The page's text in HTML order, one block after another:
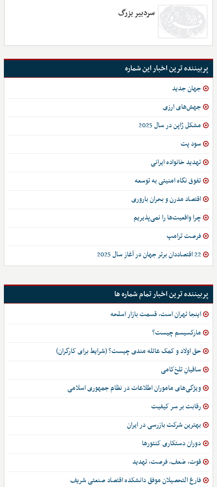
سردبیر بزرگ
پربیننده ترین اخبار این شماره
جهان جدید
جهش‌های ارزی
مشکل ژاپن در سال 2025
سود پت
تهدید خانواده ایرانی
تفوق نگاه امنیتی به توسعه
اقتصاد مدرن و بحران باروری
چرا واقعیت‌­ها را نمی‌پذیریم
فرصت ترامپ
22 اقتصاددان برتر جهان در آغاز سال 2025
پربیننده ترین اخبار تمام شماره ها
اینجا تهران است، قسمت بازار اسلحه
مارکسیسم چیست؟
حق اولاد و کمک عائله مندی چیست؟ (شرایط برای کارگران)
ساقیانِ تلخ‌کامی
ویژگی‌های ماموران اطلاعات در نظام جمهوری اسلامی
رقابت بر سر کیفیت
بهترین شرکت بازرسی در ایران
دوران دستکاری کنتورها
قوت، ضعف، فرصت، تهدید
فارغ التحصیلان موفق دانشکده اقتصاد صنعتی شریف